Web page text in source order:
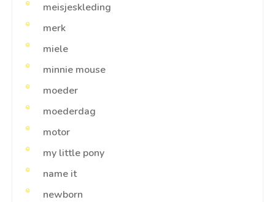
meisjeskleding
merk
miele
minnie mouse
moeder
moederdag
motor
my little pony
name it
newborn